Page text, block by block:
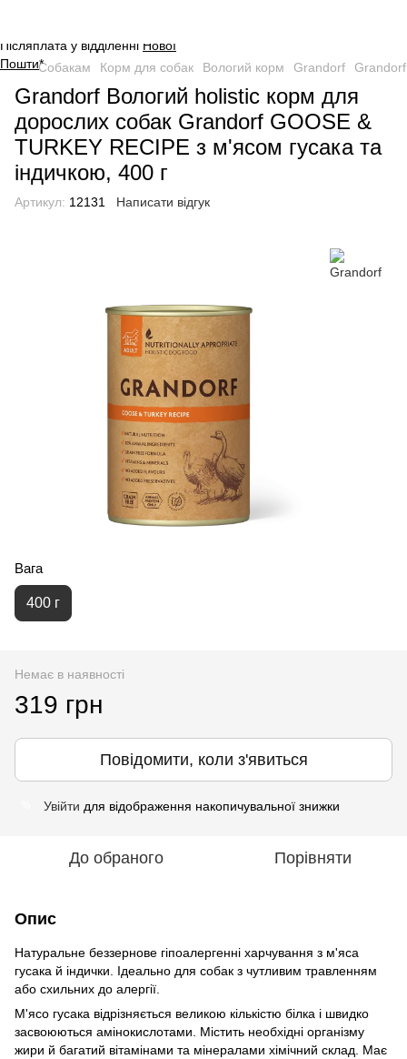
Собакам Корм для собак Вологий корм Grandorf
Grandorf Вологий holistic корм для
дорослих собак Grandorf GOOSE &
TURKEY RECIPE з м'ясом гусака та
індичкою, 400 г
Артикул: 12131 Написати відгук
Вага
400 г
Немає в наявності
319 грн
Повідомити, коли з'явиться
Увійти для відображення накопичувальної знижки
До обраного Порівняти
Опис
Натуральне беззернове гіпоалергенні харчування з м'яса
гусака й індички. Ідеально для собак з чутливим травленням
або схильних до алергії.
М'ясо гусака відрізняється великою кількістю білка і швидко
засвоюються амінокислотами. Містить необхідні організму
жири й багатий вітамінами та мінералами хімічний склад. Має
Післяплата у відділенні Нової
Пошти*